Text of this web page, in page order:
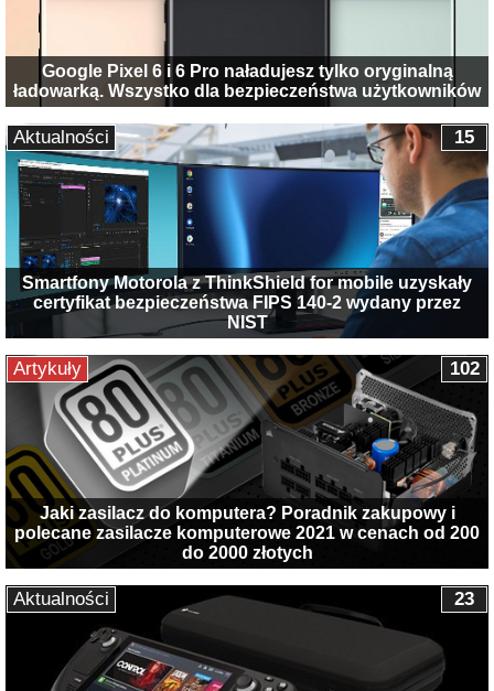
Google Pixel 6 i 6 Pro naładujesz tylko oryginalną
ładowarką. Wszystko dla bezpieczeństwa użytkowników
Smartfony Motorola z ThinkShield for mobile uzyskały
certyfikat bezpieczeństwa FIPS 140-2 wydany przez
NIST
15
Aktualności
Jaki zasilacz do komputera? Poradnik zakupowy i
polecane zasilacze komputerowe 2021 w cenach od 200
do 2000 złotych
102
Artykuły
23
Aktualności